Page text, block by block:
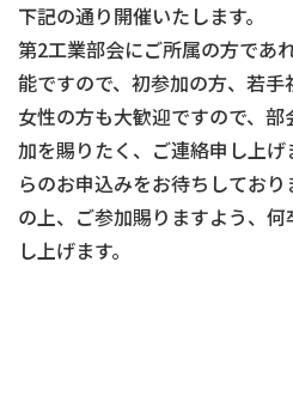
下記の通り開催いたします。
第2工業部会にご所属の方であ
能ですので、初参加の方、若手
女性の方も大歓迎ですので、
加を賜りたく、ご連絡申し上げ
らのお申込みをお待ちしてお
の上、ご参加賜りますよう、
し上げます。